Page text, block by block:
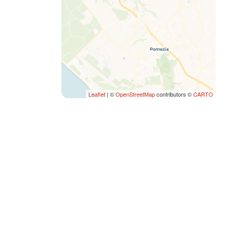
Leaflet | ©OpenStreetMapcontributors ©CARTO